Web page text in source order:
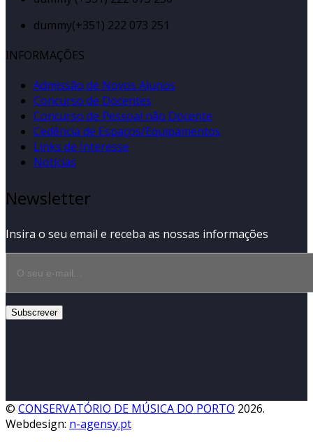
dummy(+351) 222 073 251
INFORMAÇÕES
Admissão de Novos Alunos
Concurso de Docentes
Concurso de Pessoal não Docente
Cedência de Espaços/Equipamentos
Links de Interesse
Notícias
Newsletter
Insira o seu email e receba as nossas informações
© CONSERVATÓRIO DE MÚSICA DO PORTO 2026.
Webdesign: n-agensy.pt